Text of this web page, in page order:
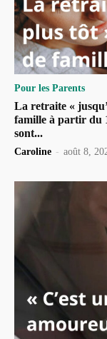
Pour les Parents
La retraite «
famille à partir du
sont...
Caroline - août 8,